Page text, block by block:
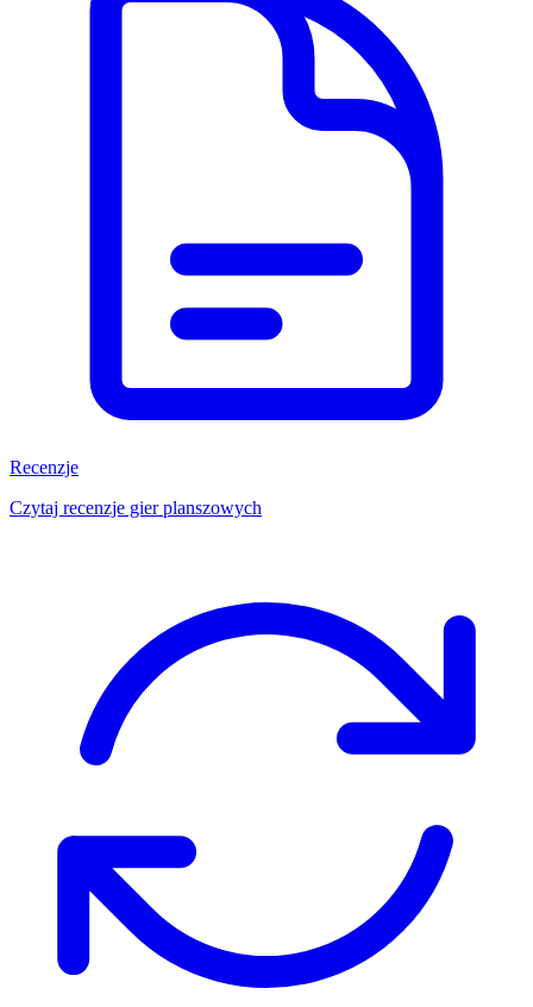
Recenzje
Czytaj recenzje gier planszowych